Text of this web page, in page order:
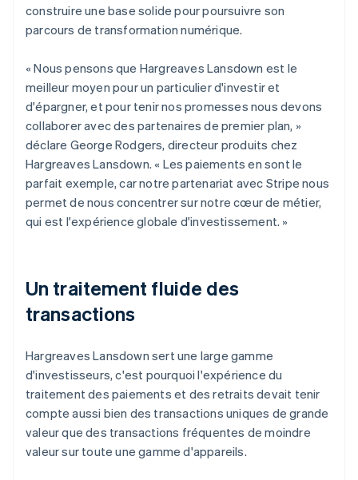
construire une base solide pour poursuivre son
parcours de transformation numérique.
« Nous pensons que Hargreaves Lansdown est le
meilleur moyen pour un particulier d'investir et
d'épargner, et pour tenir nos promesses nous devons
collaborer avec des partenaires de premier plan, »
déclare George Rodgers, directeur produits chez
Hargreaves Lansdown. « Les paiements en sont le
parfait exemple, car notre partenariat avec Stripe nous
permet de nous concentrer sur notre cœur de métier,
qui est l'expérience globale d'investissement. »
Un traitement fluide des
transactions
Hargreaves Lansdown sert une large gamme
d'investisseurs, c'est pourquoi l'expérience du
traitement des paiements et des retraits devait tenir
compte aussi bien des transactions uniques de grande
valeur que des transactions fréquentes de moindre
valeur sur toute une gamme d'appareils.